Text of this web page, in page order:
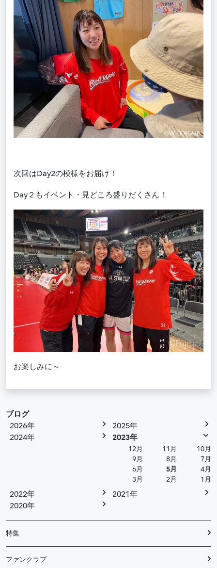
次回はDay2の模様をお届け！
Day ２もイベント・見どころ盛りだくさん！
お楽しみに～
ブログ
2026年
2025年
2024年
2023年
12月 11月
10月
9月
8月
7月
6月
5月
4月
3月
2月 1月
2022年
2021年
2020年
特集
ファンクラブ